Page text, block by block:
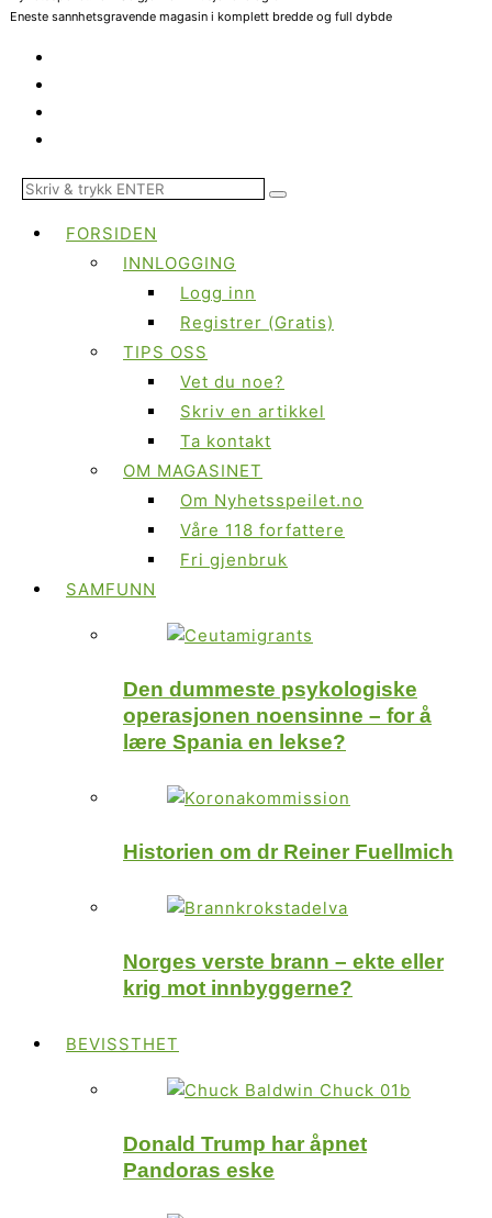
Eneste sannhetsgravende magasin i komplett bredde og full dybde
FORSIDEN
INNLOGGING
Logg inn
Registrer (Gratis)
TIPS OSS
Vet du noe?
Skriv en artikkel
Ta kontakt
OM MAGASINET
Om Nyhetsspeilet.no
Våre 118 forfattere
Fri gjenbruk
SAMFUNN
Den dummeste psykologiske
operasjonen noensinne – for å
lære Spania en lekse?
Historien om dr Reiner Fuellmich
Norges verste brann – ekte eller
krig mot innbyggerne?
BEVISSTHET
Donald Trump har åpnet
Pandoras eske